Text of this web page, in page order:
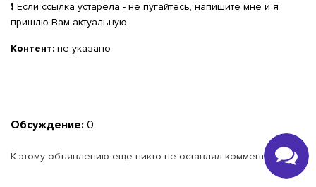
❗️ Если ссылка устарела - не пугайтесь, напишите мне и я
пришлю Вам актуальную
Контент: не указано
Обсуждение: 0
К этому объявлению еще никто не оставлял комментариев.